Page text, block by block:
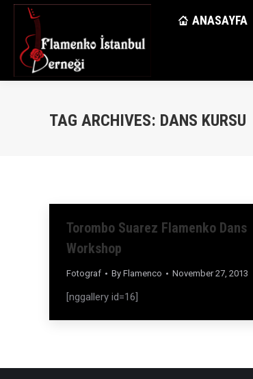
ANASAYFA
TAG ARCHIVES: DANS KURSU
Torombo Suarez Flamenko Dans
Workshop
Fotograf By Flamenco November 27, 2013
[nggallery id=16]
ANASAYFA